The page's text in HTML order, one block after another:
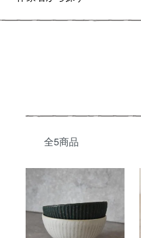
全5商品